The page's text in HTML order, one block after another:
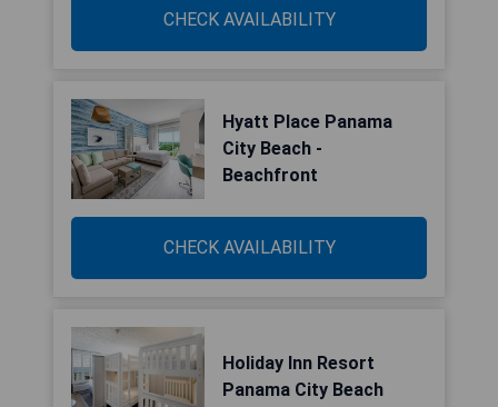
CHECK AVAILABILITY
Hyatt Place Panama
City Beach -
Beachfront
CHECK AVAILABILITY
Holiday Inn Resort
Panama City Beach